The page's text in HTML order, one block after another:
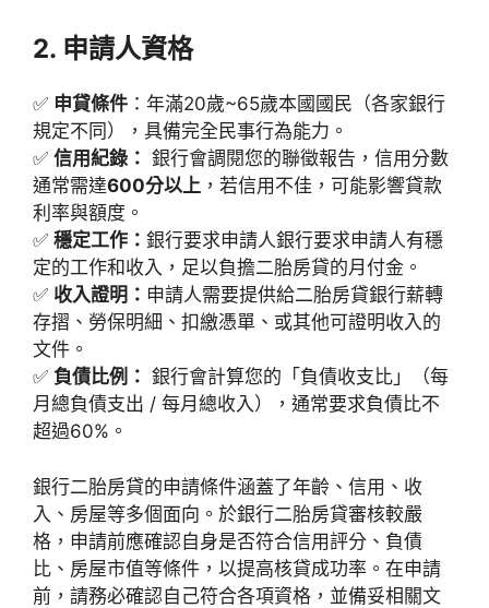
2. 申請人資格
✅ 申貸條件 ：年滿20歲~65歲本國國民（各家銀行
規定不同），具備完全民事行為能力。
✅ 信用紀錄： 銀行會調閱您的聯徵報告，信用分數
通常需達600分以上 ，若信用不佳，可能影響貸款
利率與額度。
✅ 穩定工作： 銀行要求申請人銀行要求申請人有穩
定的工作和收入，足以負擔二胎房貸的月付金。
✅ 收入證明： 申請人需要提供給二胎房貸銀行薪轉
存摺、勞保明細、扣繳憑單、或其他可證明收入的
文件。
✅ 負債比例： 銀行會計算您的「負債收支比」（每
月總負債支出 / 每月總收入），通常要求負債比不
超過60%。
銀行二胎房貸的申請條件涵蓋了年齡、信用、收
入、房屋等多個面向。於銀行二胎房貸審核較嚴
格，申請前應確認自身是否符合信用評分、負債
比、房屋市值等條件，以提高核貸成功率。在申請
前，請務必確認自己符合各項資格，並備妥相關文